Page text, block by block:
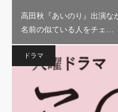
高田秋『あいのり』出演な
名前の似ている人をチェ…
ドラマ